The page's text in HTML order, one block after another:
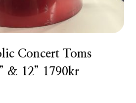
Concert Toms
& 12” 1790kr